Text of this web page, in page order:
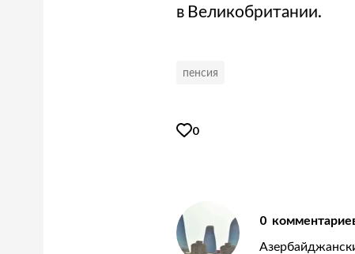
в Великобритании.
пенсия
0
0